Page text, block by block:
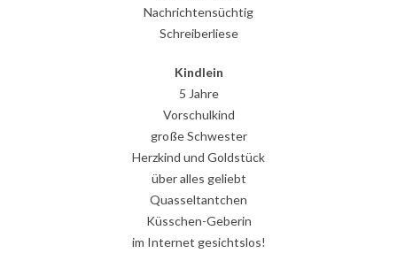
Nachrichtensüchtig
Schreiberliese
Kindlein
5 Jahre
Vorschulkind
große Schwester
Herzkind und Goldstück
über alles geliebt
Quasseltantchen
Küsschen-Geberin
im Internet gesichtslos!